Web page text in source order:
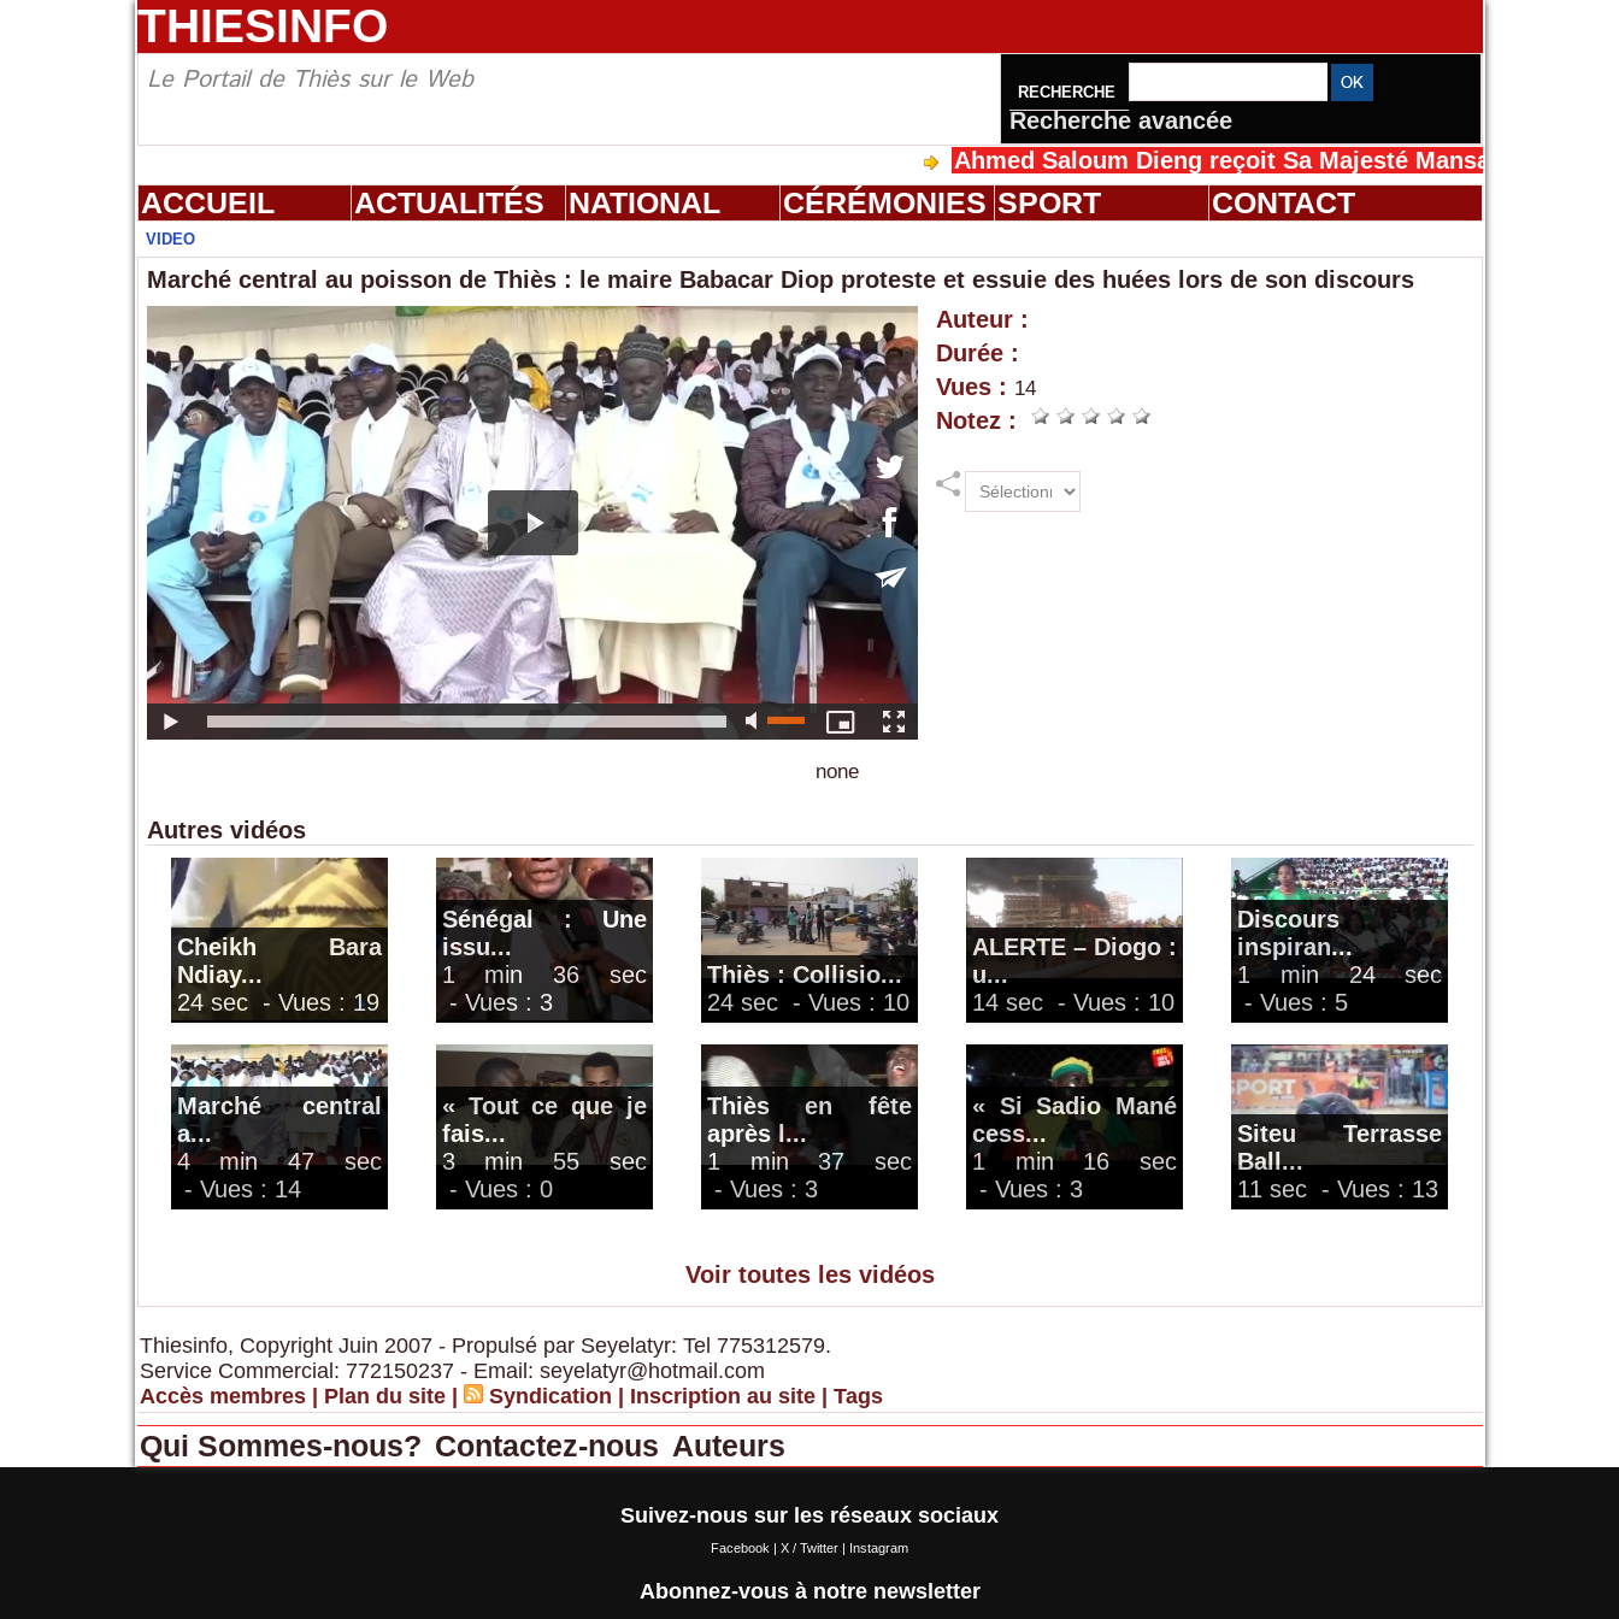
THIESINFO
Le Portail de Thiès sur le Web RECHERCHE
Recherche avancée
Ahmed Saloum Dieng reçoit Sa Majesté Mansah Cissé au
ACCUEIL ACTUALITÉS NATIONAL CÉRÉMONIES SPORT CONTACT
VIDEO
Marché central au poisson de Thiès : le maire Babacar Diop proteste et essuie des huées lors de son discours
Auteur :
Durée :
Vues : 14
Notez :
none
Autres vidéos
Cheikh Bara
Ndiay...
24 sec
- Vues : 19
Sénégal : Une
issu...
1 min 36 sec
- Vues : 3
Thiès : Collisio...
24 sec - Vues : 10
ALERTE – Diogo :
u...
14 sec - Vues : 10
Discours
inspiran...
1 min 24 sec
- Vues : 5
Marché central
a...
4 min 47 sec
- Vues : 14
« Tout ce que je
fais...
3 min 55 sec
- Vues : 0
Thiès en fête
après l...
1 min 37 sec
- Vues : 3
« Si Sadio Mané
cess...
1 min 16 sec
- Vues : 3
Siteu Terrasse
Ball...
11 sec - Vues : 13
Voir toutes les vidéos
Thiesinfo, Copyright Juin 2007 - Propulsé par Seyelatyr: Tel 775312579.
Service Commercial: 772150237 - Email: seyelatyr@hotmail.com
Accès membres
Plan du site Syndication Inscription au site Tags
Qui Sommes-nous? Contactez-nous Auteurs
Suivez-nous sur les réseaux sociaux
Facebook | X / Twitter | Instagram
Abonnez-vous à notre newsletter